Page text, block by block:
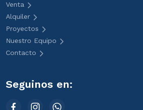
Venta
Alquiler
Proyectos
Nuestro Equipo
Contacto
Seguinos en: